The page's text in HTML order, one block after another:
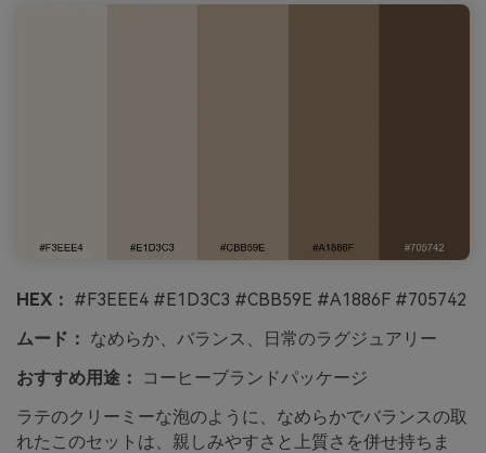
HEX： #F3EEE4 #E1D3C3 #CBB59E #A1886F #705742
ムード： なめらか、バランス、日常のラグジュアリー
おすすめ用途：
コーヒーブランドパッケージ
ラテのクリーミーな泡のように、なめらかでバランスの取
れたこのセットは、親しみやすさと上質さを併せ持ちま